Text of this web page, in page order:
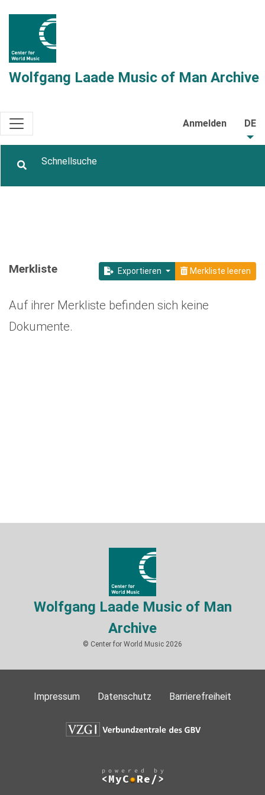
Wolfgang Laade Music of Man Archive
Anmelden DE
Exportieren Merkliste leeren
Merkliste
Auf ihrer Merkliste befinden sich keine
Dokumente.
Wolfgang Laade Music of Man
Archive
© Center for World Music 2026
Impressum Datenschutz Barrierefreiheit